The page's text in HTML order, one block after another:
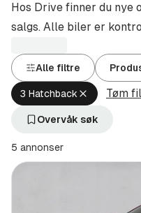
Hos Drive finner du
salgs. Alle biler er
Alle filtre
3 Hatchback Fjern
aktivt
filter
Tøm
Overvåk søk
5 annonser